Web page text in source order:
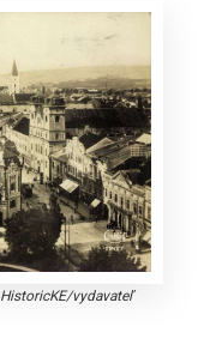
HistoricKE/vydavateľ